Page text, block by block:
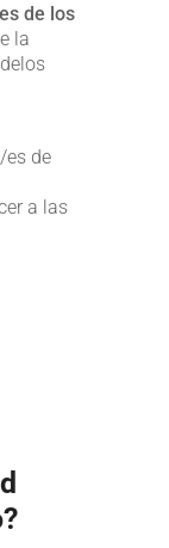
de los
la
es de
a las